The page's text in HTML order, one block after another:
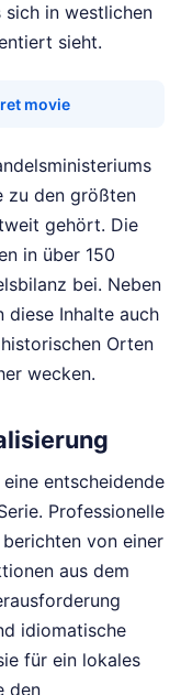
sich in westlichen
sieht.
movie
zu den größten
gehört. Die
in über 150
bei. Neben
Inhalte auch
Orten
wecken.
entscheidende
Professionelle
von einer
aus dem
idiomatische
für ein lokales
den